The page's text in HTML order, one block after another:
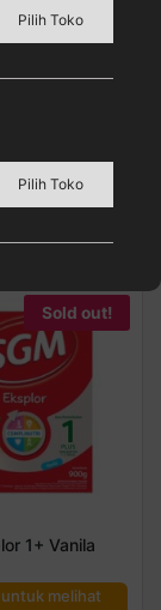
untuk melihat
Sold out!
1+ Vanila
melihat
Kec.
Pilih Toko
Jayapura,
Pilih Toko